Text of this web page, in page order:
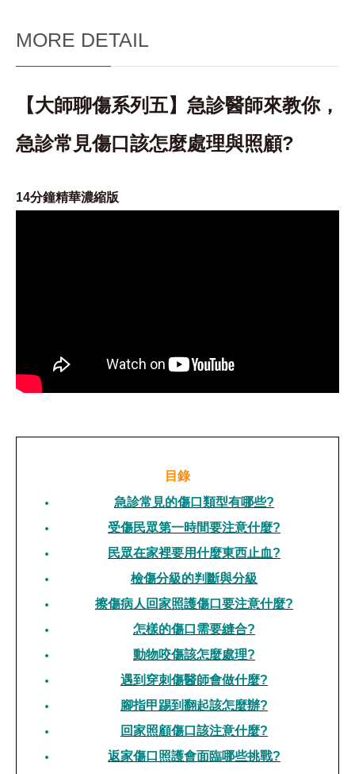
MORE DETAIL
【大師聊傷系列五】急診醫師來教你，
急診常見傷口該怎麼處理與照顧?
14分鐘精華濃縮版
目錄
急診常見的傷口類型有哪些?
受傷民眾第一時間要注意什麼?
民眾在家裡要用什麼東西止血?
檢傷分級的判斷與分級
擦傷病人回家照護傷口要注意什麼?
怎樣的傷口需要縫合?
動物咬傷該怎麼處理?
遇到穿刺傷醫師會做什麼?
腳指甲踢到翻起該怎麼辦?
回家照顧傷口該注意什麼?
返家傷口照護會面臨哪些挑戰?